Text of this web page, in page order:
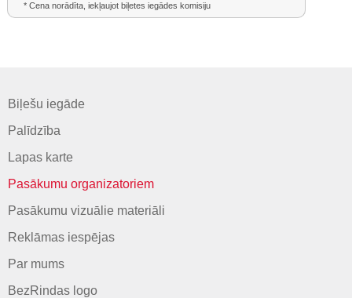
* Cena norādīta, iekļaujot biļetes iegādes komisiju
Biļešu iegāde
Palīdzība
Lapas karte
Pasākumu organizatoriem
Pasākumu vizuālie materiāli
Reklāmas iespējas
Par mums
BezRindas logo